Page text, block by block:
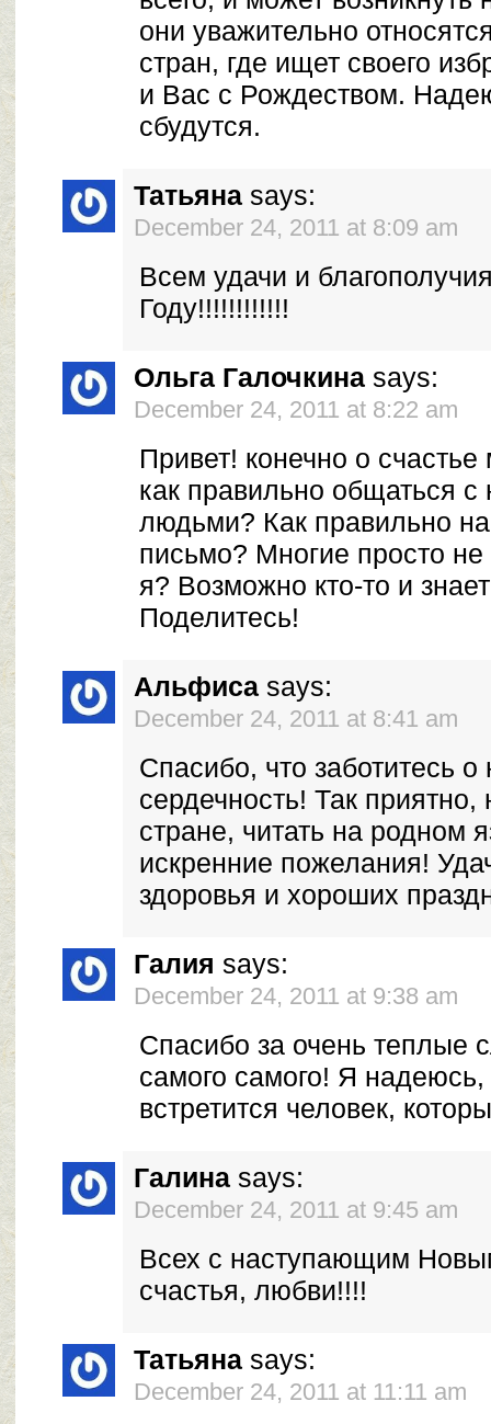
они уважительно
стран, где ищет своего
и Вас с Рождеством.
сбудутся.
Татьяна says:
December 24, 2011 at 8:09 am
Всем удачи и
Году!!!!!!!!!!!!
Ольга Галочкина says:
December 24, 2011 at 8:22 am
Привет! конечно о
как правильно общаться
людьми? Как правильно
письмо? Многие просто
я? Возможно кто-то и
Поделитесь!
Альфиса says:
December 24, 2011 at 8:41 am
Спасибо, что заботитесь
сердечность! Так
стране, читать на родном
искренние пожелания!
здоровья и хороших
Галия says:
December 24, 2011 at 9:38 am
Спасибо за очень теплые
самого самого! Я
встретится человек,
Галина says:
December 24, 2011 at 9:45 am
Всех с наступающим
счастья, любви!!!!
Татьяна says:
December 24, 2011 at 11:11 am